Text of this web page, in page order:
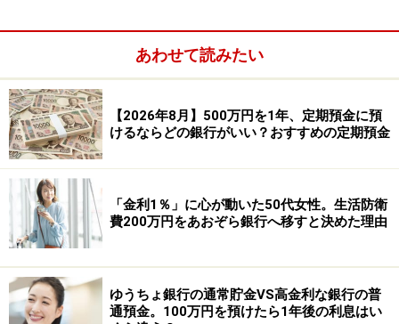
金利：1.30％
預入期間：1年
預入金額：50万円以上（1円単位）
※新規口座開設であれば、「新規口座開設優遇プラン ス
ターワン円定期預金」が利用でき、1年ものの金利が年
あわせて読みたい
【2026年8月】500万円を1年、定期預金に預
けるならどの銀行がいい？おすすめの定期預金
「金利1％」に心が動いた50代女性。生活防衛
費200万円をあおぞら銀行へ移すと決めた理由
ゆうちょ銀行の通常貯金VS高金利な銀行の普
通預金。100万円を預けたら1年後の利息はい